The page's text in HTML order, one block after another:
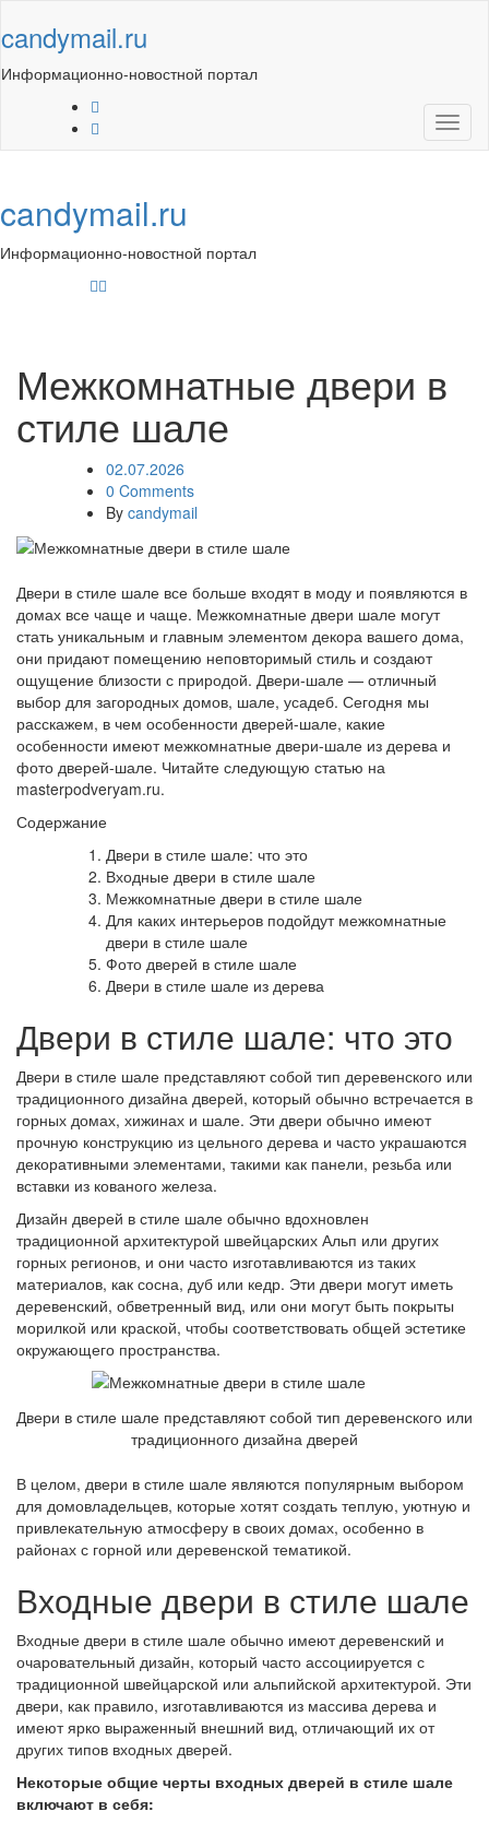
to
content
candymail.ru
Информационно-новостной портал
candymail.ru
Информационно-новостной портал
Межкомнатные двери в
стиле шале
02.07.2026
0 Comments
By candymail
Двери в стиле шале все больше входят в моду и появляются в
домах все чаще и чаще. Межкомнатные двери шале могут
стать уникальным и главным элементом декора вашего дома,
они придают помещению неповторимый стиль и создают
ощущение близости с природой. Двери-шале — отличный
выбор для загородных домов, шале, усадеб. Сегодня мы
расскажем, в чем особенности дверей-шале, какие
особенности имеют межкомнатные двери-шале из дерева и
фото дверей-шале. Читайте следующую статью на
masterpodveryam.ru.
Содержание
Двери в стиле шале: что это
Входные двери в стиле шале
Межкомнатные двери в стиле шале
Для каких интерьеров подойдут межкомнатные
двери в стиле шале
Фото дверей в стиле шале
Двери в стиле шале из дерева
Двери в стиле шале: что это
Двери в стиле шале представляют собой тип деревенского или
традиционного дизайна дверей, который обычно встречается в
горных домах, хижинах и шале. Эти двери обычно имеют
прочную конструкцию из цельного дерева и часто украшаются
декоративными элементами, такими как панели, резьба или
вставки из кованого железа.
Дизайн дверей в стиле шале обычно вдохновлен
традиционной архитектурой швейцарских Альп или других
горных регионов, и они часто изготавливаются из таких
материалов, как сосна, дуб или кедр. Эти двери могут иметь
деревенский, обветренный вид, или они могут быть покрыты
морилкой или краской, чтобы соответствовать общей эстетике
окружающего пространства.
Двери в стиле шале представляют собой тип деревенского или
традиционного дизайна дверей
В целом, двери в стиле шале являются популярным выбором
для домовладельцев, которые хотят создать теплую, уютную и
привлекательную атмосферу в своих домах, особенно в
районах с горной или деревенской тематикой.
Входные двери в стиле шале
Входные двери в стиле шале обычно имеют деревенский и
очаровательный дизайн, который часто ассоциируется с
традиционной швейцарской или альпийской архитектурой. Эти
двери, как правило, изготавливаются из массива дерева и
имеют ярко выраженный внешний вид, отличающий их от
других типов входных дверей.
Некоторые общие черты входных дверей в стиле шале
включают в себя: